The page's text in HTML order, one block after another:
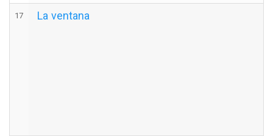
17 La ventana